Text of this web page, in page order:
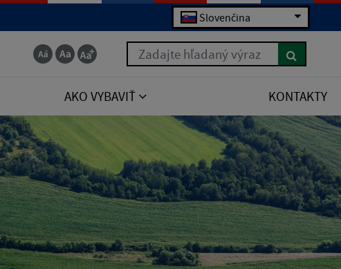
Slovenčina
Zadajte hľadaný výraz
AKO VYBAVIŤ KONTAKTY